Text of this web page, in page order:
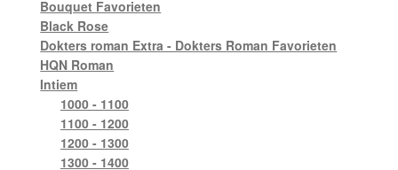
Bouquet Favorieten
Black Rose
Dokters roman Extra - Dokters Roman Favorieten
HQN Roman
Intiem
1000 - 1100
1100 - 1200
1200 - 1300
1300 - 1400